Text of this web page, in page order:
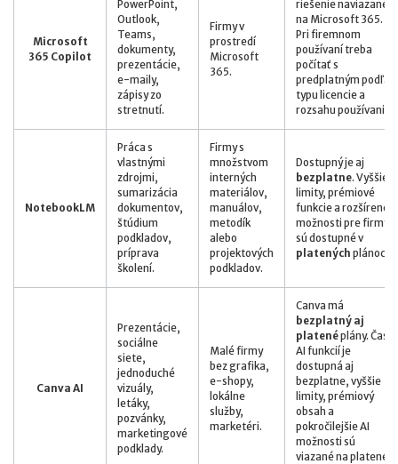
Microsoft
365 Copilot
PowerPoint,
Outlook,
Teams,
dokumenty,
prezentácie,
e-maily,
zápisy zo
stretnutí.
Firmy v
prostredí
Microsoft
365.
riešenie naviazané
na Microsoft 365.
Pri firemnom
používaní treba
počítať s
predplatným podľa
typu licencie a
rozsahu používania.
NotebookLM
Práca s
vlastnými
zdrojmi,
sumarizácia
dokumentov,
štúdium
podkladov,
príprava
školení.
Firmy s
množstvom
interných
materiálov,
manuálov,
metodík
alebo
projektových
podkladov.
Dostupný je aj
bezplatne. Vyššie
limity, prémiové
funkcie a rozšírené
možnosti pre firmy
sú dostupné v
platených plánoch.
Canva AI
Prezentácie,
sociálne
siete,
jednoduché
vizuály,
letáky,
pozvánky,
marketingové
podklady.
Malé firmy
bez grafika,
e-shopy,
lokálne
služby,
marketéri.
Canva má
bezplatný aj
platenéplány. Časť
AI funkcií je
dostupná aj
bezplatne, vyššie
limity, prémiový
obsah a
pokročilejšie AI
možnosti sú
viazané na platené